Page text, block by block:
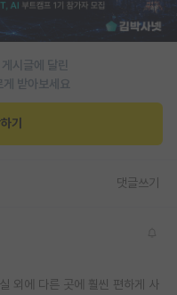
시글에 달린
받아보세요
기
댓글쓰기
외에 다른 곳에 훨씬 편하게 사